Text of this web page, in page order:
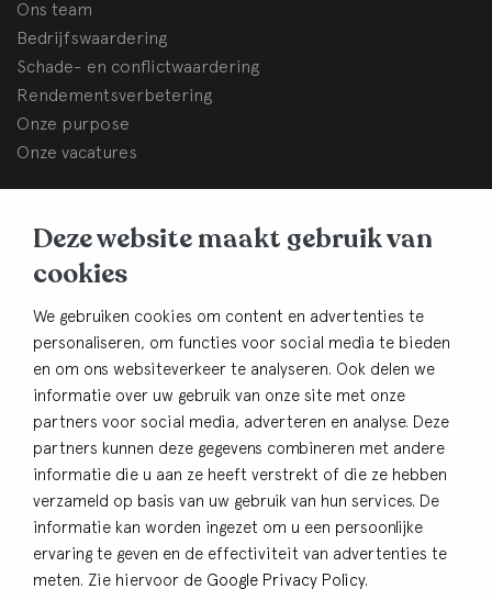
Deze website maakt gebruik van
cookies
We gebruiken cookies om content en advertenties te
personaliseren, om functies voor social media te bieden
en om ons websiteverkeer te analyseren. Ook delen we
informatie over uw gebruik van onze site met onze
partners voor social media, adverteren en analyse. Deze
partners kunnen deze gegevens combineren met andere
informatie die u aan ze heeft verstrekt of die ze hebben
verzameld op basis van uw gebruik van hun services. De
informatie kan worden ingezet om u een persoonlijke
ervaring te geven en de effectiviteit van advertenties te
meten. Zie hiervoor de Google Privacy Policy.
Ons team
Bedrijfswaardering
Schade- en conflictwaardering
Rendementsverbetering
Onze purpose
Onze vacatures
Korte Brinkweg 37c
3761 EC Soest
Contact
033-4805482
info@bhbdullemond.nl
Blijf op de hoogte: